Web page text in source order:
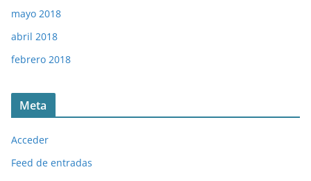
mayo 2018
abril 2018
febrero 2018
Meta
Acceder
Feed de entradas